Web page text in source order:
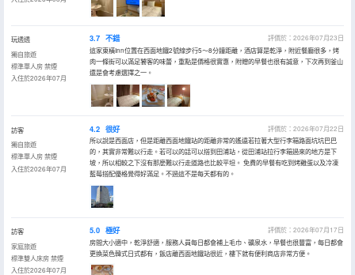
玩透透
獨自旅遊
標準單人房 禁煙
入住於2026年07月
3.7 不錯
評價於：2026年07月23日
這家東橫Inn位置在西面地鐵2號線步行5～8分鐘距離，酒店算是乾淨，附近餐廳很多，烤
肉一條街可以滿足饕客的味蕾，重點是價格很實惠，附贈的早餐也很有誠意，下次再到釜山
還是會考慮選擇之一。
訪客
獨自旅遊
標準單人房 禁煙
入住於2026年07月
4.2 很好
評價於：2026年07月22日
所以說是西面店，但是距離西面地鐵站的距離非常的遙遠若拉著大型行李箱路面坑坑巴巴
的，其實非常難以行走。若可以的話可以搭到田浦站，從田浦站拉行李箱過來的地方是下
坡，所以相較之下沒有那麼難以行走道路也比較平坦。 免費的早餐有吃到烤雞蛋以及冷凍
藍莓搭配優格覺得好滿足。不過這不是每天都有的。
訪客
家庭旅遊
標準雙人床房 禁煙
入住於2026年07月
5.0 極好
評價於：2026年07月17日
房間大小適中，乾淨舒適，服務人員每日都會補上毛巾、礦泉水，早餐也很豐富，每日都會
更換菜色韓式日式都有，飯店離西面地鐵站很近，樓下就有便利商店非常方便。